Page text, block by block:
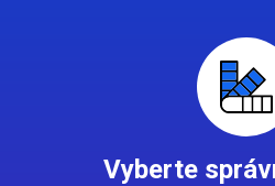
Vyberte